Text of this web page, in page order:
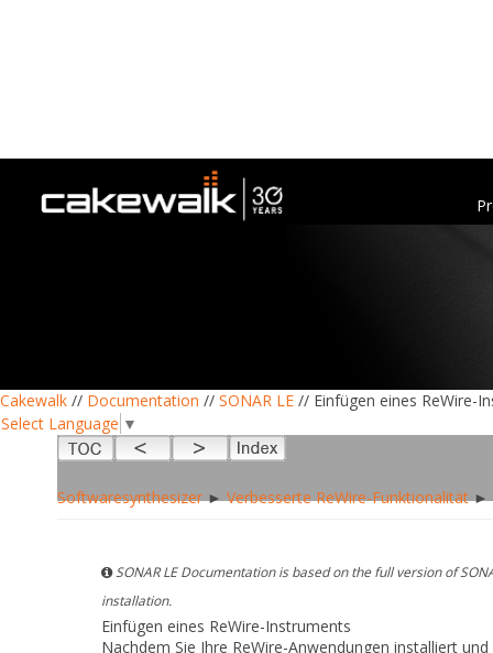
Cakewalk // Documentation // SONAR LE // Einfügen eines ReWire-
Select Language ▼
Softwaresynthesizer►Verbesserte ReWire-Funktionalität►
SONAR LE Documentation is based on the full version of
installation.
Einfügen eines ReWire-Instruments
Nachdem Sie Ihre ReWire-Anwendungen installiert